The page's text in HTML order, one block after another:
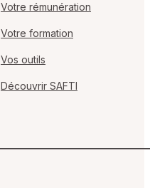
Votre rémunération
Votre formation
Vos outils
Découvrir SAFTI